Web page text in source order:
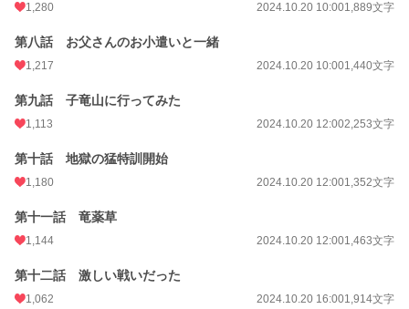
1,280 2024.10.20 10:001,889文字
第八話 お父さんのお小遣いと一緒
1,217 2024.10.20 10:001,440文字
第九話 子竜山に行ってみた
1,113 2024.10.20 12:002,253文字
第十話 地獄の猛特訓開始
1,180 2024.10.20 12:001,352文字
第十一話 竜薬草
1,144 2024.10.20 12:001,463文字
第十二話 激しい戦いだった
1,062 2024.10.20 16:001,914文字